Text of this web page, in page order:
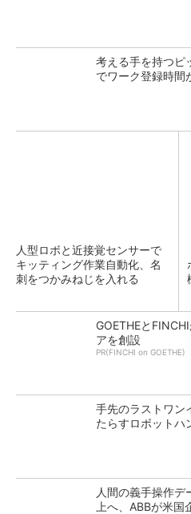
考える手を持つピ
でワーク登録時間
人型ロボと近接覚センサーで
キッティング作業自動化、名
刺をつかみねじを入れる
GOETHEと
アを創設
PR(FINCHI on GOETHE)
手先のラストワン
たらすロボットハ
人間の義手操作デ
上へ、ABBが米国